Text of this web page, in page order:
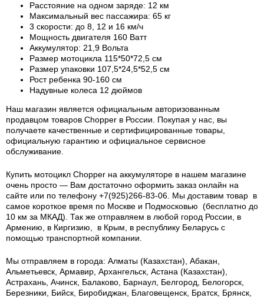
Расстояние на одном заряде: 12 км
Максимальный вес пассажира: 65 кг
3 скорости: до 8, 12 и 16 км/ч
Мощность двигателя 160 Ватт
Аккумулятор: 21,9 Вольта
Размер мотоцикла 115*50*72,5 см
Размер упаковки 107,5*24,5*52,5 см
Рост ребенка 90-160 см
Надувные колеса 12 дюймов
Наш магазин является официальным авторизованным
продавцом товаров Chopper в России.
Покупая у нас, вы
получаете качественные и сертифицированные товары,
официальную гарантию и официальное сервисное
обслуживание.
Купить мотоцикл Chopper на аккумуляторе в нашем магазине
очень просто — Вам достаточно оформить заказ онлайн на
сайте или по телефону +7(925)266-83-06. Мы доставим товар в
самое короткое время по Москве и Подмосковью (бесплатно до
10 км за МКАД). Так же отправляем в любой город России, в
Армению, в Киргизию, в Крым, в республику Беларусь с
помощью транспортной компании.
Мы отправляем в города: Алматы (Казахстан), Абакан,
Альметьевск, Армавир, Архангельск, Астана (Казахстан),
Астрахань, Ачинск, Балаково, Барнаул, Белгород, Белогорск,
Березники, Бийск, Биробиджан, Благовещенск, Братск, Брянск,